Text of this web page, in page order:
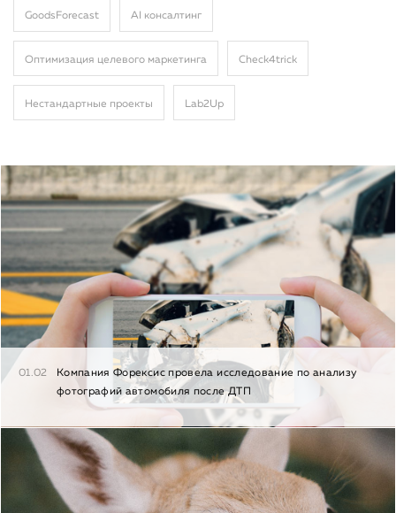
GoodsForecast AI консалтинг
Оптимизация целевого маркетинга Сheck4trick
Нестандартные проекты Lab2Up
01.02
Компания Форексис провела исследование по анализу
фотографий автомобиля после ДТП